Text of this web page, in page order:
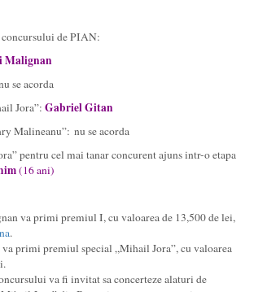
de PIAN:
Malignan
se acorda
Jora”: Gabriel Gitan
Malineanu”: nu se acorda
pentru cel mai tanar concurent ajuns intr-o etapa
(16 ani)
va primi premiul I, cu valoarea de 13,500 de lei,
.
primi premiul special „Mihail Jora”, cu valoarea
va fi invitat sa concerteze alaturi de